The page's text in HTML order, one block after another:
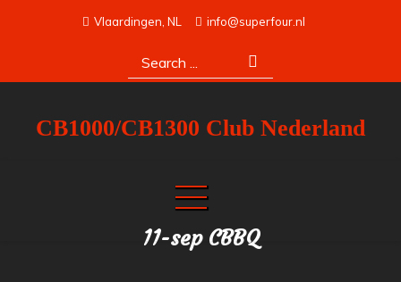
Vlaardingen, NL info@superfour.nl
Search
for:
CB1000/CB1300 Club Nederland
11-sep CBBQ